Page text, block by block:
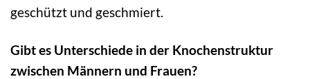
geschützt und geschmiert.
Gibt es Unterschiede in der Knochenstruktur
zwischen Männern und Frauen?